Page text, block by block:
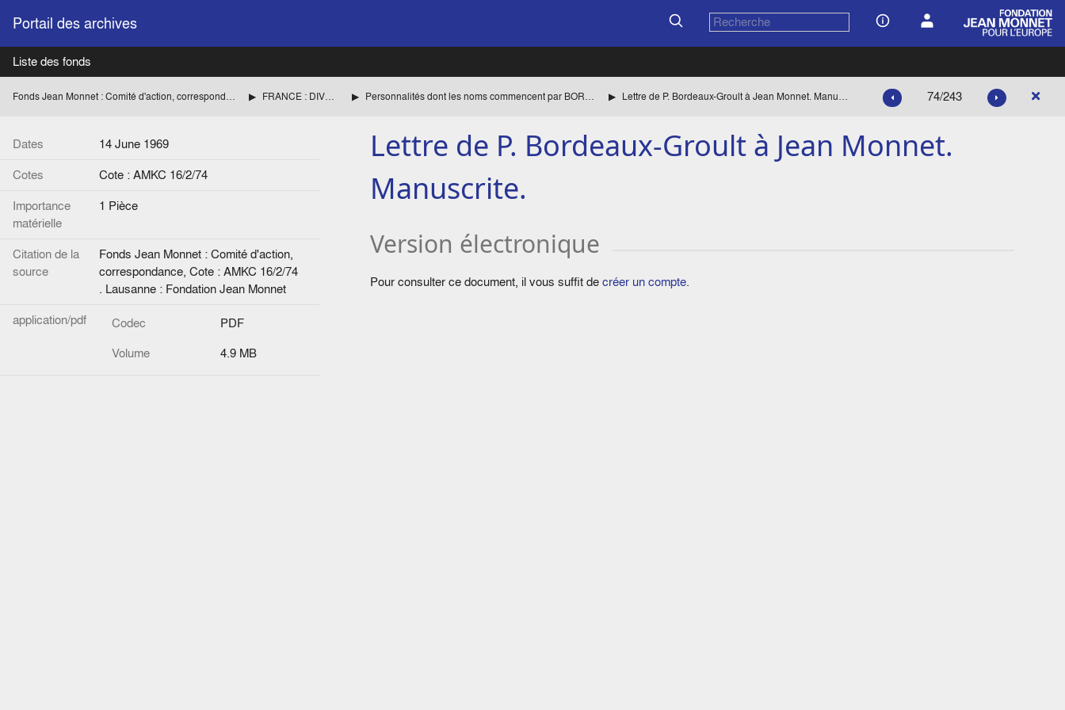
Portail des archives
Liste des fonds
Fonds Jean Monnet : Comité d'action, correspondance FRANCE : DIVERS Personnalités dont les noms commencent par BOR à BU Lettre de P. Bordeaux-Groult à Jean Monnet. Manuscrite. 74/243
Dates
14 June 1969
Cotes
Cote : AMKC 16/2/74
Importance
matérielle
1 Pièce
Citation de la
source
Fonds Jean Monnet : Comité d'action,
correspondance, Cote : AMKC 16/2/74
. Lausanne : Fondation Jean Monnet
application/pdf
Codec
PDF
Volume
4.9 MB
Lettre de P. Bordeaux-Groult à Jean Monnet.
Manuscrite.
Version électronique
Pour consulter ce document, il vous suffit decréer un compte.